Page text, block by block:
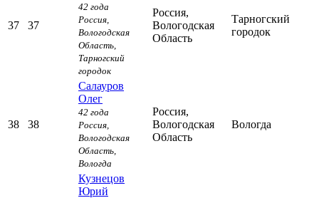
37 37
42 года
Россия,
Вологодская
Область,
Тарногский
городок
Россия,
Вологодская
Область
Тарногский
городок
38 38
Салауров
Олег
42 года
Россия,
Вологодская
Область,
Вологда
Россия,
Вологодская
Область
Вологда
Кузнецов
Юрий